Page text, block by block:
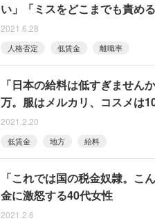
い」「ミスをどこまでも責め
2021.6.28
人格否定 低賃金 離職率
「日本の給料は低すぎません
万。服はメルカリ、コスメは
2021.2.20
低賃金 地方 給料
「これでは国の税金奴隷。こ
金に激怒する40代女性
2021.2.6